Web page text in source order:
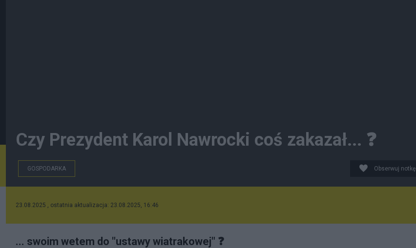
Czy Prezydent Karol Nawrocki coś zakazał... ❓
GOSPODARKA Obserwuj notkę
23.08.2025 , ostatnia aktualizacja: 23.08.2025, 16:46
... swoim wetem do "ustawy wiatrakowej" ❓